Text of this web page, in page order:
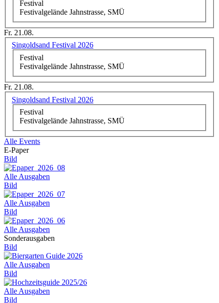
Festival
Festivalgelände Jahnstrasse, SMÜ
Fr. 21.08.
Singoldsand Festival 2026
Festival
Festivalgelände Jahnstrasse, SMÜ
Fr. 21.08.
Singoldsand Festival 2026
Festival
Festivalgelände Jahnstrasse, SMÜ
Alle Events
E-Paper
Bild
Alle Ausgaben
Bild
Alle Ausgaben
Bild
Alle Ausgaben
Sonderausgaben
Bild
Alle Ausgaben
Bild
Alle Ausgaben
Bild